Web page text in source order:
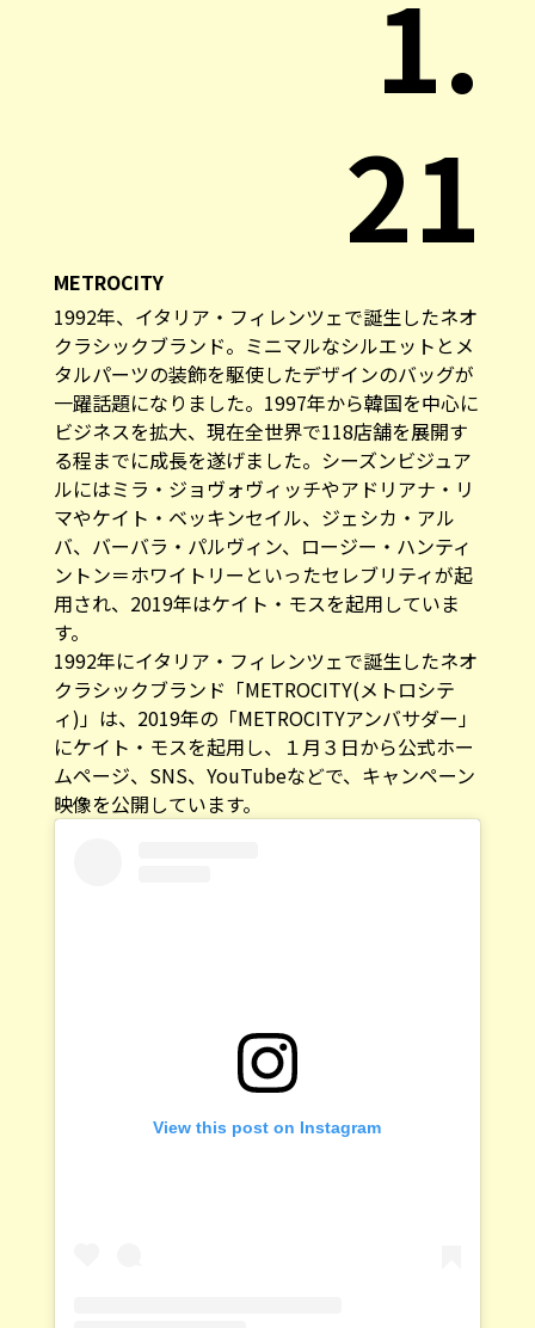
1.
21
METROCITY
1992年、イタリア・フィレンツェで誕生したネオ
クラシックブランド。ミニマルなシルエットとメ
タルパーツの装飾を駆使したデザインのバッグが
一躍話題になりました。1997年から韓国を中心に
ビジネスを拡大、現在全世界で118店舗を展開す
る程までに成長を遂げました。シーズンビジュア
ルにはミラ・ジョヴォヴィッチやアドリアナ・リ
マやケイト・ベッキンセイル、ジェシカ・アル
バ、バーバラ・パルヴィン、ロージー・ハンティ
ントン＝ホワイトリーといったセレブリティが起
用され、2019年はケイト・モスを起用していま
す。
1992年にイタリア・フィレンツェで誕生したネオ
クラシックブランド「METROCITY(メトロシテ
ィ) 」は、2019年の「METROCITYアンバサダー」
にケイト・モスを起用し、１月３日から公式ホー
ムページ、SNS、YouTubeなどで、キャンペーン
映像を公開しています。
View this post on Instagram